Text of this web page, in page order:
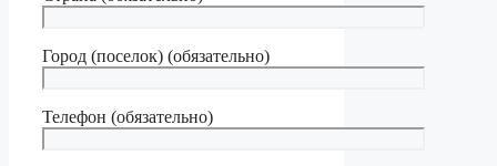
Город (поселок) (обязательно)
Телефон (обязательно)